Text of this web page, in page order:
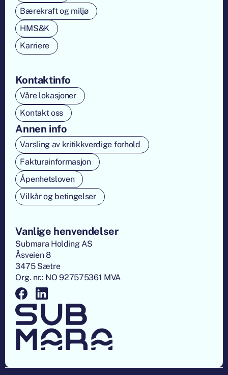
Bærekraft og miljø
HMS&K
Karriere
Kontaktinfo
Våre lokasjoner
Kontakt oss
Annen info
Varsling av kritikkverdige forhold
Fakturainformasjon
Åpenhetsloven
Vilkår og betingelser
Vanlige henvendelser
Submara Holding AS
Åsveien 8
3475 Sætre
Org. nr.: NO 927575361 MVA